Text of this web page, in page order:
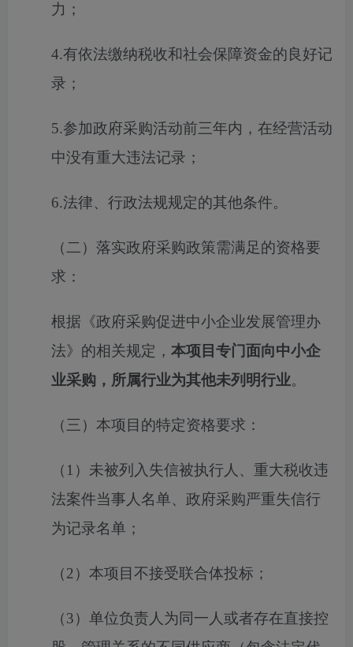
力；
4.有依法缴纳税收和社会保障资金的良好记
录；
5.参加政府采购活动前三年内，在经营活动
中没有重大违法记录；
6.法律、行政法规规定的其他条件。
（二）落实政府采购政策需满足的资格要
求：
根据《政府采购促进中小企业发展管理办
法》的相关规定， 本项目专门面向中小企
业采购，所属行业为其他未列明行业。
（三）本项目的特定资格要求：
（ 1）未被列入失信被执行人、重大税收违
法案件当事人名单、政府采购严重失信行
为记录名单；
（2）本项目不接受联合体投标；
（3）单位负责人为同一人或者存在直接控